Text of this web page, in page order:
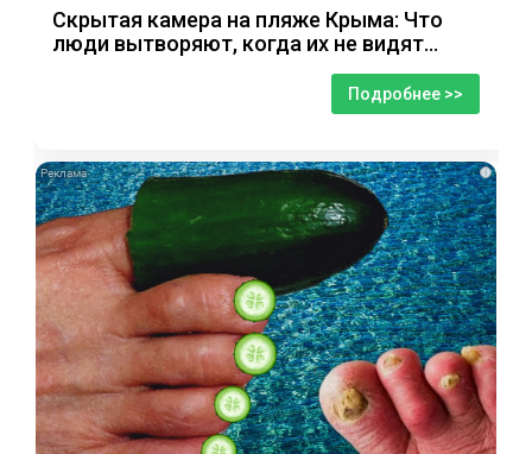
Скрытая камера на пляже Крыма: Что
люди вытворяют, когда их не видят...
Подробнее >>
i